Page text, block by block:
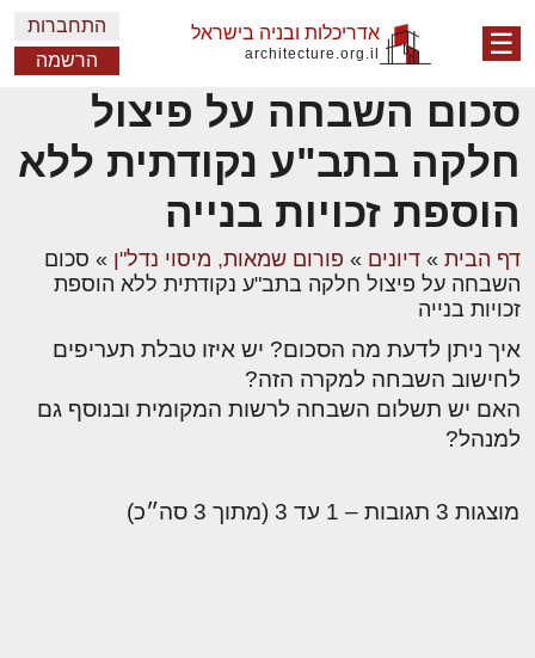
☰ אדריכלות ובניה בישראל
architecture.org.il
התחברות
הרשמה
סכום השבחה על פיצול
חלקה בתב"ע נקודתית ללא
הוספת זכויות בנייה
דף הבית » דיונים » פורום שמאות, מיסוי נדל"ן » סכום
השבחה על פיצול חלקה בתב"ע נקודתית ללא הוספת
זכויות בנייה
איך ניתן לדעת מה הסכום? יש איזו טבלת תעריפים
לחישוב השבחה למקרה הזה?
האם יש תשלום השבחה לרשות המקומית ובנוסף גם
למנהל?
מוצגות 3 תגובות – 1 עד 3 (מתוך 3 סה״כ)